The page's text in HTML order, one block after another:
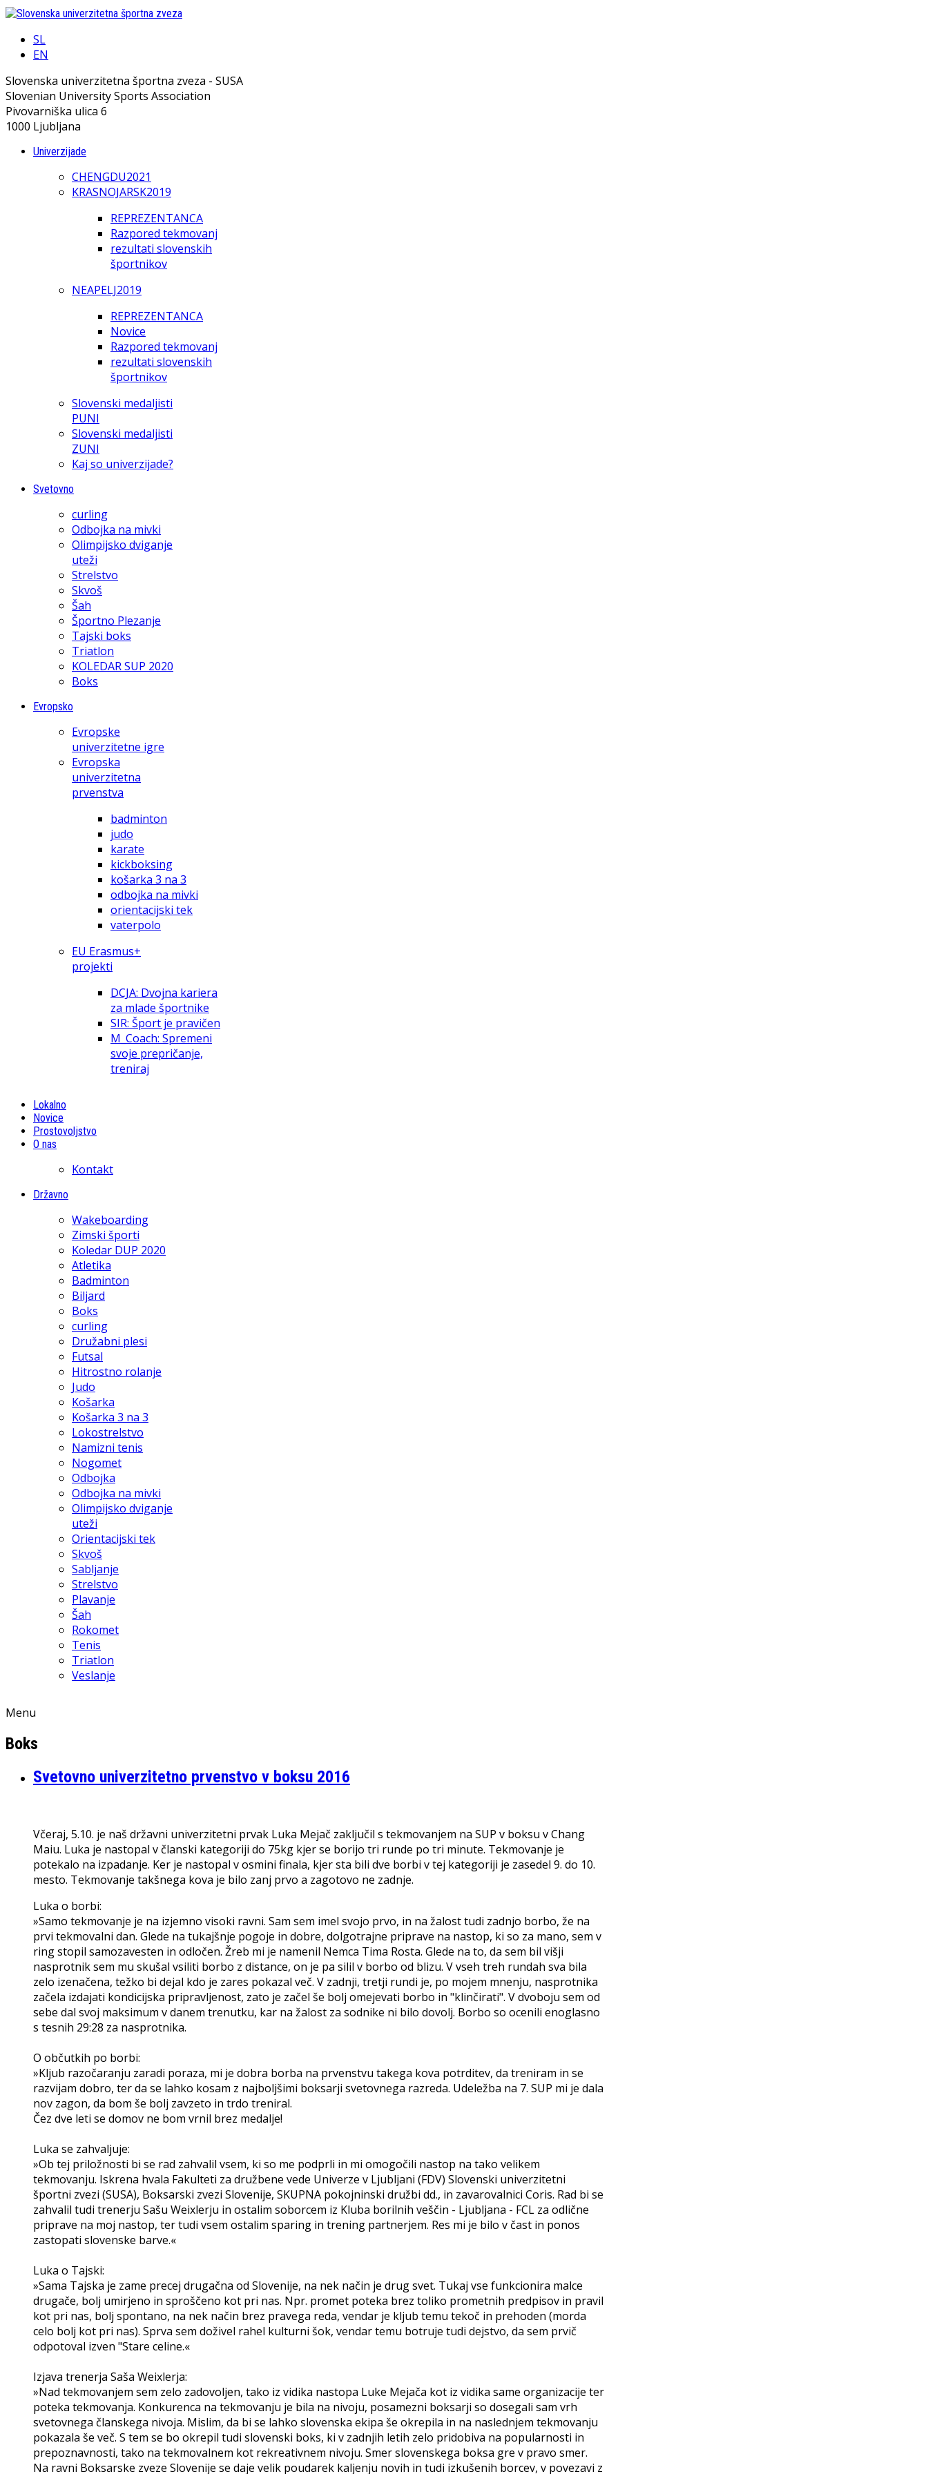
SL
EN
Slovenska univerzitetna športna zveza - SUSA
Slovenian University Sports Association
Pivovarniška ulica 6
1000 Ljubljana
Univerzijade
CHENGDU2021
KRASNOJARSK2019
REPREZENTANCA
Razpored tekmovanj
rezultati slovenskih
športnikov
NEAPELJ2019
REPREZENTANCA
Novice
Razpored tekmovanj
rezultati slovenskih
športnikov
Slovenski medaljisti
PUNI
Slovenski medaljisti
ZUNI
Kaj so univerzijade?
Svetovno
curling
Odbojka na mivki
Olimpijsko dviganje
uteži
Strelstvo
Skvoš
Šah
Športno Plezanje
Tajski boks
Triatlon
KOLEDAR SUP 2020
Boks
Evropsko
Evropske
univerzitetne igre
Evropska
univerzitetna
prvenstva
badminton
judo
karate
kickboksing
košarka 3 na 3
odbojka na mivki
orientacijski tek
vaterpolo
EU Erasmus+
projekti
DCJA: Dvojna kariera
za mlade športnike
SIR: Šport je pravičen
M_Coach: Spremeni
svoje prepričanje,
treniraj
Lokalno
Novice
Prostovoljstvo
O nas
Kontakt
Državno
Wakeboarding
Zimski športi
Koledar DUP 2020
Atletika
Badminton
Biljard
Boks
curling
Družabni plesi
Futsal
Hitrostno rolanje
Judo
Košarka
Košarka 3 na 3
Lokostrelstvo
Namizni tenis
Nogomet
Odbojka
Odbojka na mivki
Olimpijsko dviganje
uteži
Orientacijski tek
Skvoš
Sabljanje
Strelstvo
Plavanje
Šah
Rokomet
Tenis
Triatlon
Veslanje
Menu
Boks
Svetovno univerzitetno prvenstvo v boksu 2016
Včeraj, 5.10. je naš državni univerzitetni prvak Luka Mejač zaključil s tekmovanjem na SUP v boksu v Chang
Maiu. Luka je nastopal v članski kategoriji do 75kg kjer se borijo tri runde po tri minute. Tekmovanje je
potekalo na izpadanje. Ker je nastopal v osmini finala, kjer sta bili dve borbi v tej kategoriji je zasedel 9. do 10.
mesto. Tekmovanje takšnega kova je bilo zanj prvo a zagotovo ne zadnje.
Luka o borbi:
»Samo tekmovanje je na izjemno visoki ravni. Sam sem imel svojo prvo, in na žalost tudi zadnjo borbo, že na
prvi tekmovalni dan. Glede na tukajšnje pogoje in dobre, dolgotrajne priprave na nastop, ki so za mano, sem v
ring stopil samozavesten in odločen. Žreb mi je namenil Nemca Tima Rosta. Glede na to, da sem bil višji
nasprotnik sem mu skušal vsiliti borbo z distance, on je pa silil v borbo od blizu. V vseh treh rundah sva bila
zelo izenačena, težko bi dejal kdo je zares pokazal več. V zadnji, tretji rundi je, po mojem mnenju, nasprotnika
začela izdajati kondicijska pripravljenost, zato je začel še bolj omejevati borbo in "klinčirati". V dvoboju sem od
sebe dal svoj maksimum v danem trenutku, kar na žalost za sodnike ni bilo dovolj. Borbo so ocenili enoglasno
s tesnih 29:28 za nasprotnika.
O občutkih po borbi:
»Kljub razočaranju zaradi poraza, mi je dobra borba na prvenstvu takega kova potrditev, da treniram in se
razvijam dobro, ter da se lahko kosam z najboljšimi boksarji svetovnega razreda. Udeležba na 7. SUP mi je dala
nov zagon, da bom še bolj zavzeto in trdo treniral.
Čez dve leti se domov ne bom vrnil brez medalje!
Luka se zahvaljuje:
»Ob tej priložnosti bi se rad zahvalil vsem, ki so me podprli in mi omogočili nastop na tako velikem
tekmovanju. Iskrena hvala Fakulteti za družbene vede Univerze v Ljubljani (FDV) Slovenski univerzitetni
športni zvezi (SUSA), Boksarski zvezi Slovenije, SKUPNA pokojninski družbi dd., in zavarovalnici Coris. Rad bi se
zahvalil tudi trenerju Sašu Weixlerju in ostalim soborcem iz Kluba borilnih veščin - Ljubljana - FCL za odlične
priprave na moj nastop, ter tudi vsem ostalim sparing in trening partnerjem. Res mi je bilo v čast in ponos
zastopati slovenske barve.«
Luka o Tajski:
»Sama Tajska je zame precej drugačna od Slovenije, na nek način je drug svet. Tukaj vse funkcionira malce
drugače, bolj umirjeno in sproščeno kot pri nas. Npr. promet poteka brez toliko prometnih predpisov in pravil
kot pri nas, bolj spontano, na nek način brez pravega reda, vendar je kljub temu tekoč in prehoden (morda
celo bolj kot pri nas). Sprva sem doživel rahel kulturni šok, vendar temu botruje tudi dejstvo, da sem prvič
odpotoval izven "Stare celine.«
Izjava trenerja Saša Weixlerja:
»Nad tekmovanjem sem zelo zadovoljen, tako iz vidika nastopa Luke Mejača kot iz vidika same organizacije ter
poteka tekmovanja. Konkurenca na tekmovanju je bila na nivoju, posamezni boksarji so dosegali sam vrh
svetovnega članskega nivoja. Mislim, da bi se lahko slovenska ekipa še okrepila in na naslednjem tekmovanju
pokazala še več. S tem se bo okrepil tudi slovenski boks, ki v zadnjih letih zelo pridobiva na popularnosti in
prepoznavnosti, tako na tekmovalnem kot rekreativnem nivoju. Smer slovenskega boksa gre v pravo smer.
Na ravni Boksarske zveze Slovenije se daje velik poudarek kaljenju novih in tudi izkušenih borcev, v povezavi z